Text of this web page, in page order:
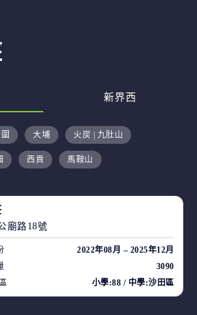
新界西
大埔 火炭 | 九肚山
西貢 馬鞍山
廟路18號
2022年08月 – 2025年12月
3090
小學:88 / 中學:沙田區